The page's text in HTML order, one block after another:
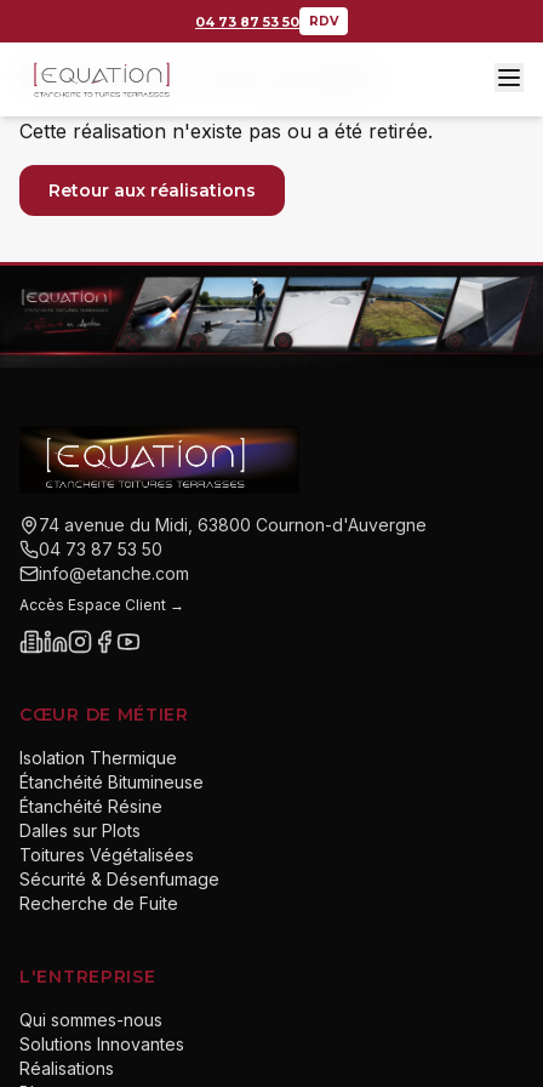
04 73 87 53 50 RDV
Réalisation introuvable
Cette réalisation n'existe pas ou a été retirée.
Retour aux réalisations
74 avenue du Midi, 63800 Cournon-d'Auvergne
04 73 87 53 50
info@etanche.com
Accès Espace Client →
CŒUR DE MÉTIER
Isolation Thermique
Étanchéité Bitumineuse
Étanchéité Résine
Dalles sur Plots
Toitures Végétalisées
Sécurité & Désenfumage
Recherche de Fuite
L'ENTREPRISE
Qui sommes-nous
Solutions Innovantes
Réalisations